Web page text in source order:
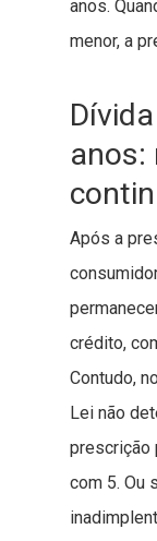
anos.
menor, a
anos:
Após a
crédito,
Contudo,
Lei não
prescrição
com 5. Ou